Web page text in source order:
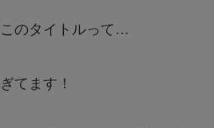
のタイトルって…
てます！